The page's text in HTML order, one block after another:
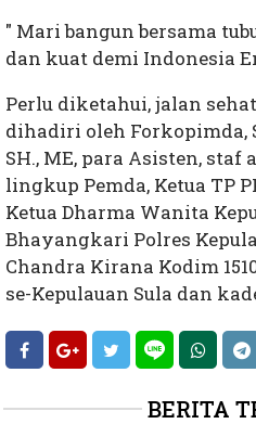
" Mari bangun bersama
dan kuat demi Indonesia
Perlu diketahui, jalan
dihadiri oleh Forkopimda,
SH., ME, para Asisten, staf
lingkup Pemda, Ketua TP
Ketua Dharma Wanita
Bhayangkari Polres
Chandra Kirana Kodim
se-Kepulauan Sula dan
BERITA